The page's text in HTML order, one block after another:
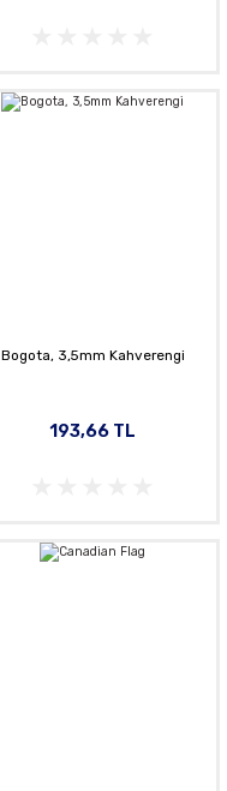
Bogota, 3,5mm Kahverengi
193,66 TL